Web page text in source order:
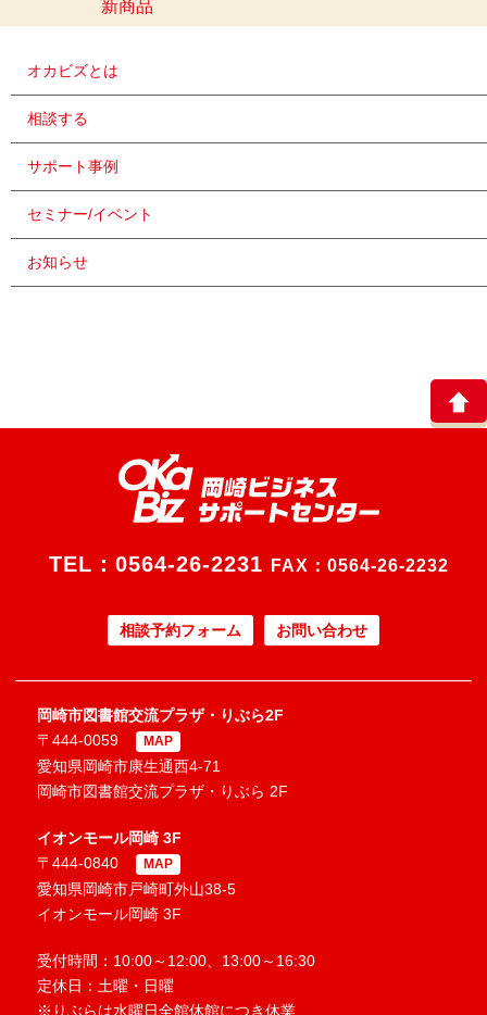
新商品
オカビズとは
相談する
サポート事例
セミナー/イベント
お知らせ
TEL： 0564-26-2231 FAX：0564-26-2232
相談予約フォーム お問い合わせ
岡崎市図書館交流プラザ・りぶら2F
〒444-0059
MAP
愛知県岡崎市康生通西4-71
岡崎市図書館交流プラザ・りぶら 2F
イオンモール岡崎 3F
〒444-0840
MAP
愛知県岡崎市戸崎町外山38-5
イオンモール岡崎 3F
受付時間：10:00～12:00、13:00～16:30
定休日：土曜・日曜
※りぶらは水曜日全館休館につき休業